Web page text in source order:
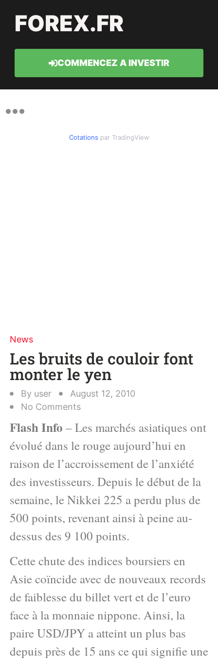
FOREX.FR
COMMENCEZ A INVESTIR
Cotations par TradingView
News
Les bruits de couloir font
monter le yen
By user
August 12, 2010
No Comments
Flash Info – Les marchés asiatiques ont
évolué dans le rouge aujourd’hui en
raison de l’accroissement de l’anxiété
des investisseurs. Depuis le début de la
semaine, le Nikkei 225 a perdu plus de
500 points, revenant ainsi à peine au-
dessus des 9 100 points.
Cette chute des indices boursiers en
Asie coïncide avec de nouveaux records
de faiblesse du billet vert et de l’euro
face à la monnaie nippone. Ainsi, la
paire USD/JPY a atteint un plus bas
depuis près de 15 ans ce qui signifie une